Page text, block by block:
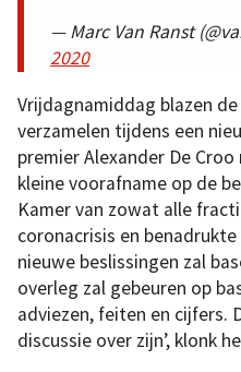
— Marc Van Ranst
2020
Vrijdagnamiddag blazen
verzamelen tijdens een
premier Alexander De
kleine voorafname op de
Kamer van zowat alle
coronacrisis en
nieuwe beslissingen zal
overleg zal gebeuren op
adviezen, feiten en cijfers.
discussie over zijn’, klonk